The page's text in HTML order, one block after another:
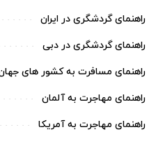
راهنمای گردشگری در ایران
راهنمای گردشگری در دبی
راهنمای مسافرت به کشور های
راهنمای مهاجرت به آلمان
راهنمای مهاجرت به آمریکا